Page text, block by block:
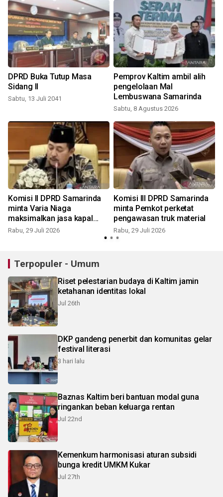
DPRD Buka Tutup Masa
Sidang II
Sabtu, 13 Juli 2041
Pemprov Kaltim ambil alih
pengelolaan Mal
Lembuswana Samarinda
Sabtu, 8 Agustus 2026
Komisi II DPRD Samarinda
minta Varia Niaga
maksimalkan jasa kapal
asisst untuk naikan PAD
Rabu, 29 Juli 2026
Komisi III DPRD Samarinda
minta Pemkot perketat
pengawasan truk material
Rabu, 29 Juli 2026
Terpopuler - Umum
Riset pelestarian budaya di Kaltim jamin
ketahanan identitas lokal
Jul 26th
DKP gandeng penerbit dan komunitas gelar
festival literasi
3 hari lalu
Baznas Kaltim beri bantuan modal guna
ringankan beban keluarga rentan
Jul 22nd
Kemenkum harmonisasi aturan subsidi
bunga kredit UMKM Kukar
Jul 27th